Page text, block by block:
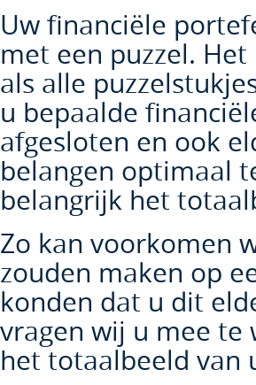
Uw financiële
met een puzzel.
als alle
u bepaalde
afgesloten en ook
belangen optimaal
belangrijk het
Zo kan voorkomen
zouden maken op
konden dat u dit
vragen wij u mee te
het totaalbeeld van